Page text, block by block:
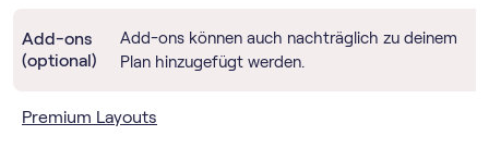
Add-ons
(optional)
Add-ons können auch nachträglich zu deinem
Plan hinzugefügt werden.
Premium Layouts